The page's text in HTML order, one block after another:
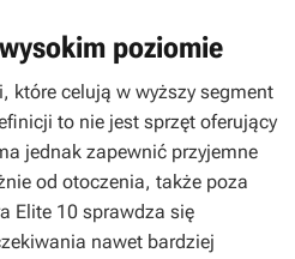
poziomie
które celują w wyższy segment
to nie jest sprzęt oferujący
jednak zapewnić przyjemne
od otoczenia, także poza
Elite 10 sprawdza się
nawet bardziej